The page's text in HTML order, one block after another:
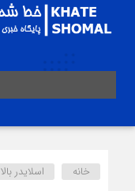
خانه اسلایدر بالا